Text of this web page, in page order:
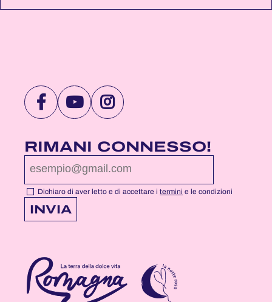
VISITA
PAGINA
FACEBOOK
DI
NOTTEROSA
VISITA
PAGINA
YOUTUBE
DI
NOTTEROSA
VISITA
PAGINA
INSTAGRAM
DI
NOTTEROSA
RIMANI CONNESSO!
Dichiaro di aver letto e di accettare i termini e le condizioni
INVIA